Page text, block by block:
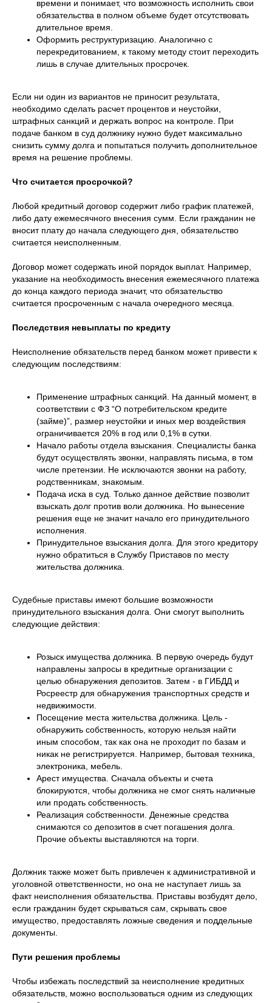
времени и понимает, что возможность исполнить свои
обязательства в полном объеме будет отсутствовать
длительное время.
Оформить реструктуризацию. Аналогично с
перекредитованием, к такому методу стоит переходить
лишь в случае длительных просрочек.
Если ни один из вариантов не приносит результата,
необходимо сделать расчет процентов и неустойки,
штрафных санкций и держать вопрос на контроле. При
подаче банком в суд должнику нужно будет максимально
снизить сумму долга и попытаться получить дополнительное
время на решение проблемы.
Что считается просрочкой?
Любой кредитный договор содержит либо график платежей,
либо дату ежемесячного внесения сумм. Если гражданин не
вносит плату до начала следующего дня, обязательство
считается неисполненным.
Договор может содержать иной порядок выплат. Например,
указание на необходимость внесения ежемесячного платежа
до конца каждого периода значит, что обязательство
считается просроченным с начала очередного месяца.
Последствия невыплаты по кредиту
Неисполнение обязательств перед банком может привести к
следующим последствиям:
Применение штрафных санкций. На данный момент, в
соответствии с ФЗ “О потребительском кредите
(займе)”, размер неустойки и иных мер воздействия
ограничивается 20% в год или 0,1% в сутки.
Начало работы отдела взыскания. Специалисты банка
будут осуществлять звонки, направлять письма, в том
числе претензии. Не исключаются звонки на работу,
родственникам, знакомым.
Подача иска в суд. Только данное действие позволит
взыскать долг против воли должника. Но вынесение
решения еще не значит начало его принудительного
исполнения.
Принудительное взыскания долга. Для этого кредитору
нужно обратиться в Службу Приставов по месту
жительства должника.
Судебные приставы имеют большие возможности
принудительного взыскания долга. Они смогут выполнить
следующие действия:
Розыск имущества должника. В первую очередь будут
направлены запросы в кредитные организации с
целью обнаружения депозитов. Затем - в ГИБДД и
Росреестр для обнаружения транспортных средств и
недвижимости.
Посещение места жительства должника. Цель -
обнаружить собственность, которую нельзя найти
иным способом, так как она не проходит по базам и
никак не регистрируется. Например, бытовая техника,
электроника, мебель.
Арест имущества. Сначала объекты и счета
блокируются, чтобы должника не смог снять наличные
или продать собственность.
Реализация собственности. Денежные средства
снимаются со депозитов в счет погашения долга.
Прочие объекты выставляются на торги.
Должник также может быть привлечен к административной и
уголовной ответственности, но она не наступает лишь за
факт неисполнения обязательства. Приставы возбудят дело,
если гражданин будет скрываться сам, скрывать свое
имущество, предоставлять ложные сведения и поддельные
документы.
Пути решения проблемы
Чтобы избежать последствий за неисполнение кредитных
обязательств, можно воспользоваться одним из следующих